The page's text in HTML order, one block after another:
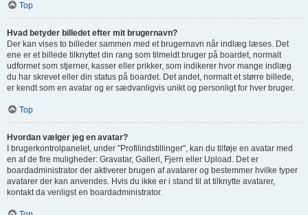
Top
Hvad betyder billedet efter mit brugernavn?
Der kan vises to billeder sammen med et brugernavn når indlæg læses. Det
ene er et billede tilknyttet din rang som tilmeldt bruger på boardet, normalt
udformet som stjerner, kasser eller prikker, som indikerer hvor mange indlæg
du har skrevet eller din status på boardet. Det andet, normalt et større billede,
er kendt som en avatar og er sædvanligvis unikt og personligt for hver bruger.
Top
Hvordan vælger jeg en avatar?
I brugerkontrolpanelet, under "Profilindstillinger", kan du tilføje en avatar med
en af de fire muligheder: Gravatar, Galleri, Fjern eller Upload. Det er
boardadministrator der aktiverer brugen af avatarer og bestemmer hvilke typer
avatarer der kan anvendes. Hvis du ikke er i stand til at tilknytte avatarer,
kontakt da venligst en boardadministrator.